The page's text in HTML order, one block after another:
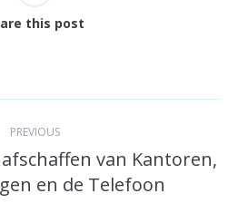
this post
PREVIOUS
Previous
post:
van Kantoren,
en de Telefoon